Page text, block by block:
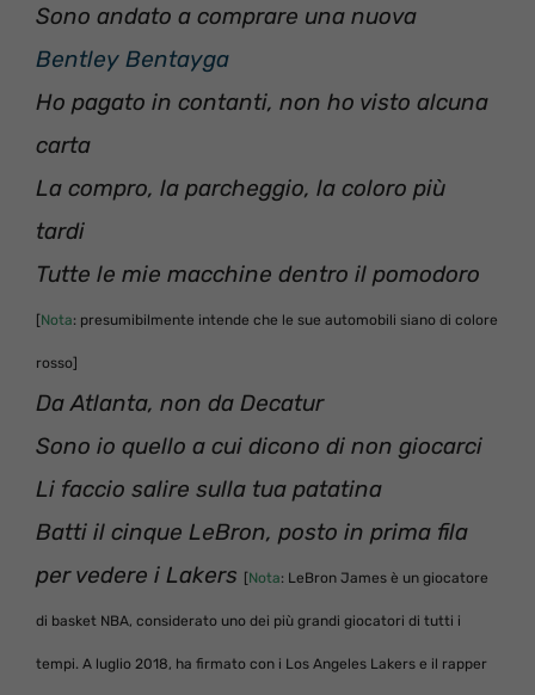
Sono andato a comprare una nuova
Bentley Bentayga
Ho pagato in contanti, non ho visto alcuna
carta
La compro, la parcheggio, la coloro più
tardi
Tutte le mie macchine dentro il pomodoro
[Nota: presumibilmente intende che le sue automobili siano di colore
rosso]
Da Atlanta, non da Decatur
Sono io quello a cui dicono di non giocarci
Li faccio salire sulla tua patatina
Batti il cinque LeBron, posto in prima fila
per vedere i Lakers [Nota: LeBron James è un giocatore
di basket NBA, considerato uno dei più grandi giocatori di tutti i
tempi. A luglio 2018, ha firmato con i Los Angeles Lakers e il rapper